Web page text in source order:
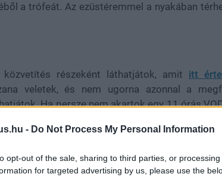
- Do Not Process My Personal Information
opt-out of the sale, sharing to third parties, or
for targeted advertising by us, please use the
a trófeát. Az ezüstéremmel a nyakában
részeként láthatjátok, amit itt
veletek, és nem ugorna azonnal a
Ha persze nem akartok egy 11 órás